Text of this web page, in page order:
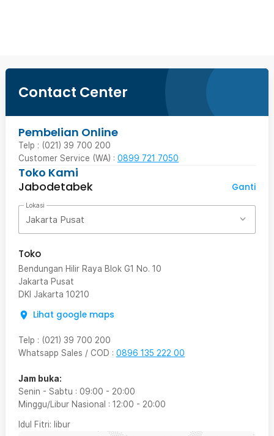
Contact Center
Pembelian Online
Telp : (021) 39 700 200
Customer Service (WA) : 0899 721 7050
Toko Kami
Jabodetabek
Ganti
Lokasi
Jakarta Pusat
Toko
Bendungan Hilir Raya Blok G1 No. 10
Jakarta Pusat
DKI Jakarta 10210
Lihat google maps
Telp : (021) 39 700 200
Whatsapp Sales / COD : 0896 135 222 00
Jam buka:
Senin - Sabtu : 09:00 - 20:00
Minggu/Libur Nasional : 12:00 - 20:00
Idul Fitri: libur